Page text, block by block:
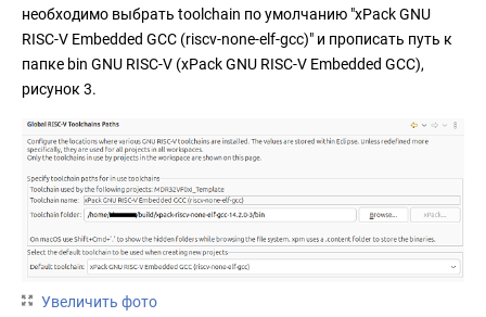
необходимо выбрать toolchain по умолчанию "xPack GNU
RISC-V Embedded GCC (riscv-none-elf-gcc)" и прописать путь к
папке bin GNU RISC-V (xPack GNU RISC-V Embedded GCC),
рисунок 3.
Увеличить фото